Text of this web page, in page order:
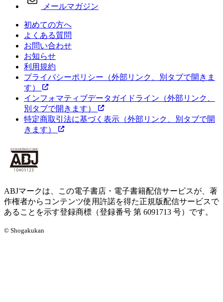
メールマガジン
初めての方へ
よくある質問
お問い合わせ
お知らせ
利用規約
プライバシーポリシー （外部リンク、別タブで開きま
す）
インフォマティブデータガイドライン （外部リンク、
別タブで開きます）
特定商取引法に基づく表示 （外部リンク、別タブで開
きます）
ABJマークは、この電子書店・電子書籍配信サービスが、著
作権者からコンテンツ使用許諾を得た正規版配信サービスで
あることを示す登録商標（登録番号 第 6091713 号）です。
© Shogakukan